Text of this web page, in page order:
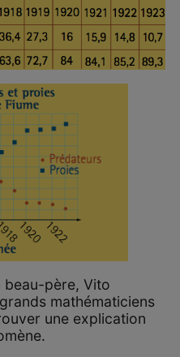
beau-père, Vito
mathématiciens
une explication